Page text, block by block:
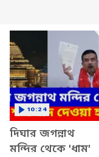
দিঘার জগন্নাথ
মন্দির থেকে 'ধাম'
10:24